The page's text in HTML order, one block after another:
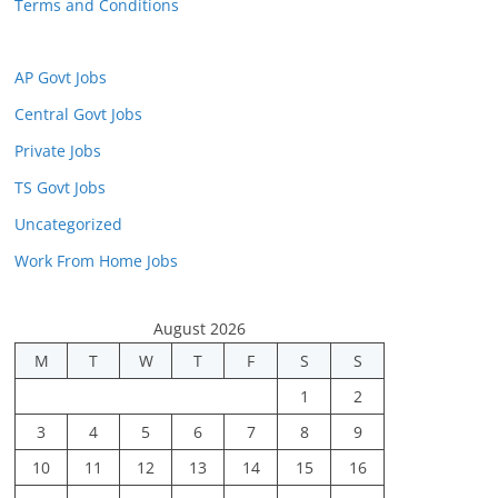
Terms and Conditions
AP Govt Jobs
Central Govt Jobs
Private Jobs
TS Govt Jobs
Uncategorized
Work From Home Jobs
August 2026
M
T W T F S
S
1
2
3
4 5 6 7 8
9
10
11 12 13 14 15
16